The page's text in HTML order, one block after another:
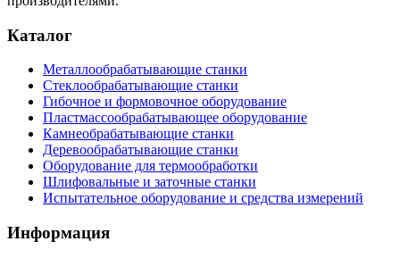
Каталог
Металлообрабатывающие станки
Стеклообрабатывающие станки
Гибочное и формовочное оборудование
Пластмассообрабатывающее оборудование
Камнеобрабатывающие станки
Деревообрабатывающие станки
Оборудование для термообработки
Шлифовальные и заточные станки
Испытательное оборудование и средства измерений
Информация